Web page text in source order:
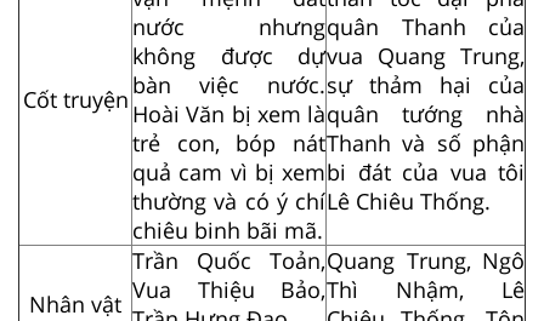
Cốt truyện
nước nhưng
không được dự
bàn việc nước.
Hoài Văn bị xem là
trẻ con, bóp nát
quả cam vì bị xem
thường và có ý chí
chiêu binh bãi mã.
quân Thanh của
vua Quang Trung,
sự thảm hại của
quân tướng nhà
Thanh và số phận
bi đát của vua tôi
Lê Chiêu Thống.
Nhân vật
Trần Quốc Toản,
Vua Thiệu Bảo,
Quang Trung, Ngô
Thì Nhậm, Lê